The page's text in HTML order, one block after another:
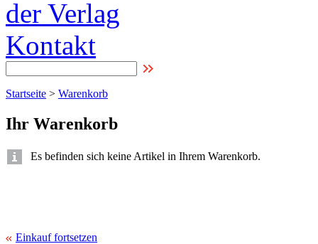
der Verlag
Kontakt
Startseite > Warenkorb
Ihr Warenkorb
Es befinden sich keine Artikel in Ihrem Warenkorb.
Einkauf fortsetzen